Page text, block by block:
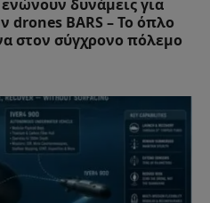
δυνάμεις για
BARS – Το όπλο
στον σύγχρονο πόλεμο